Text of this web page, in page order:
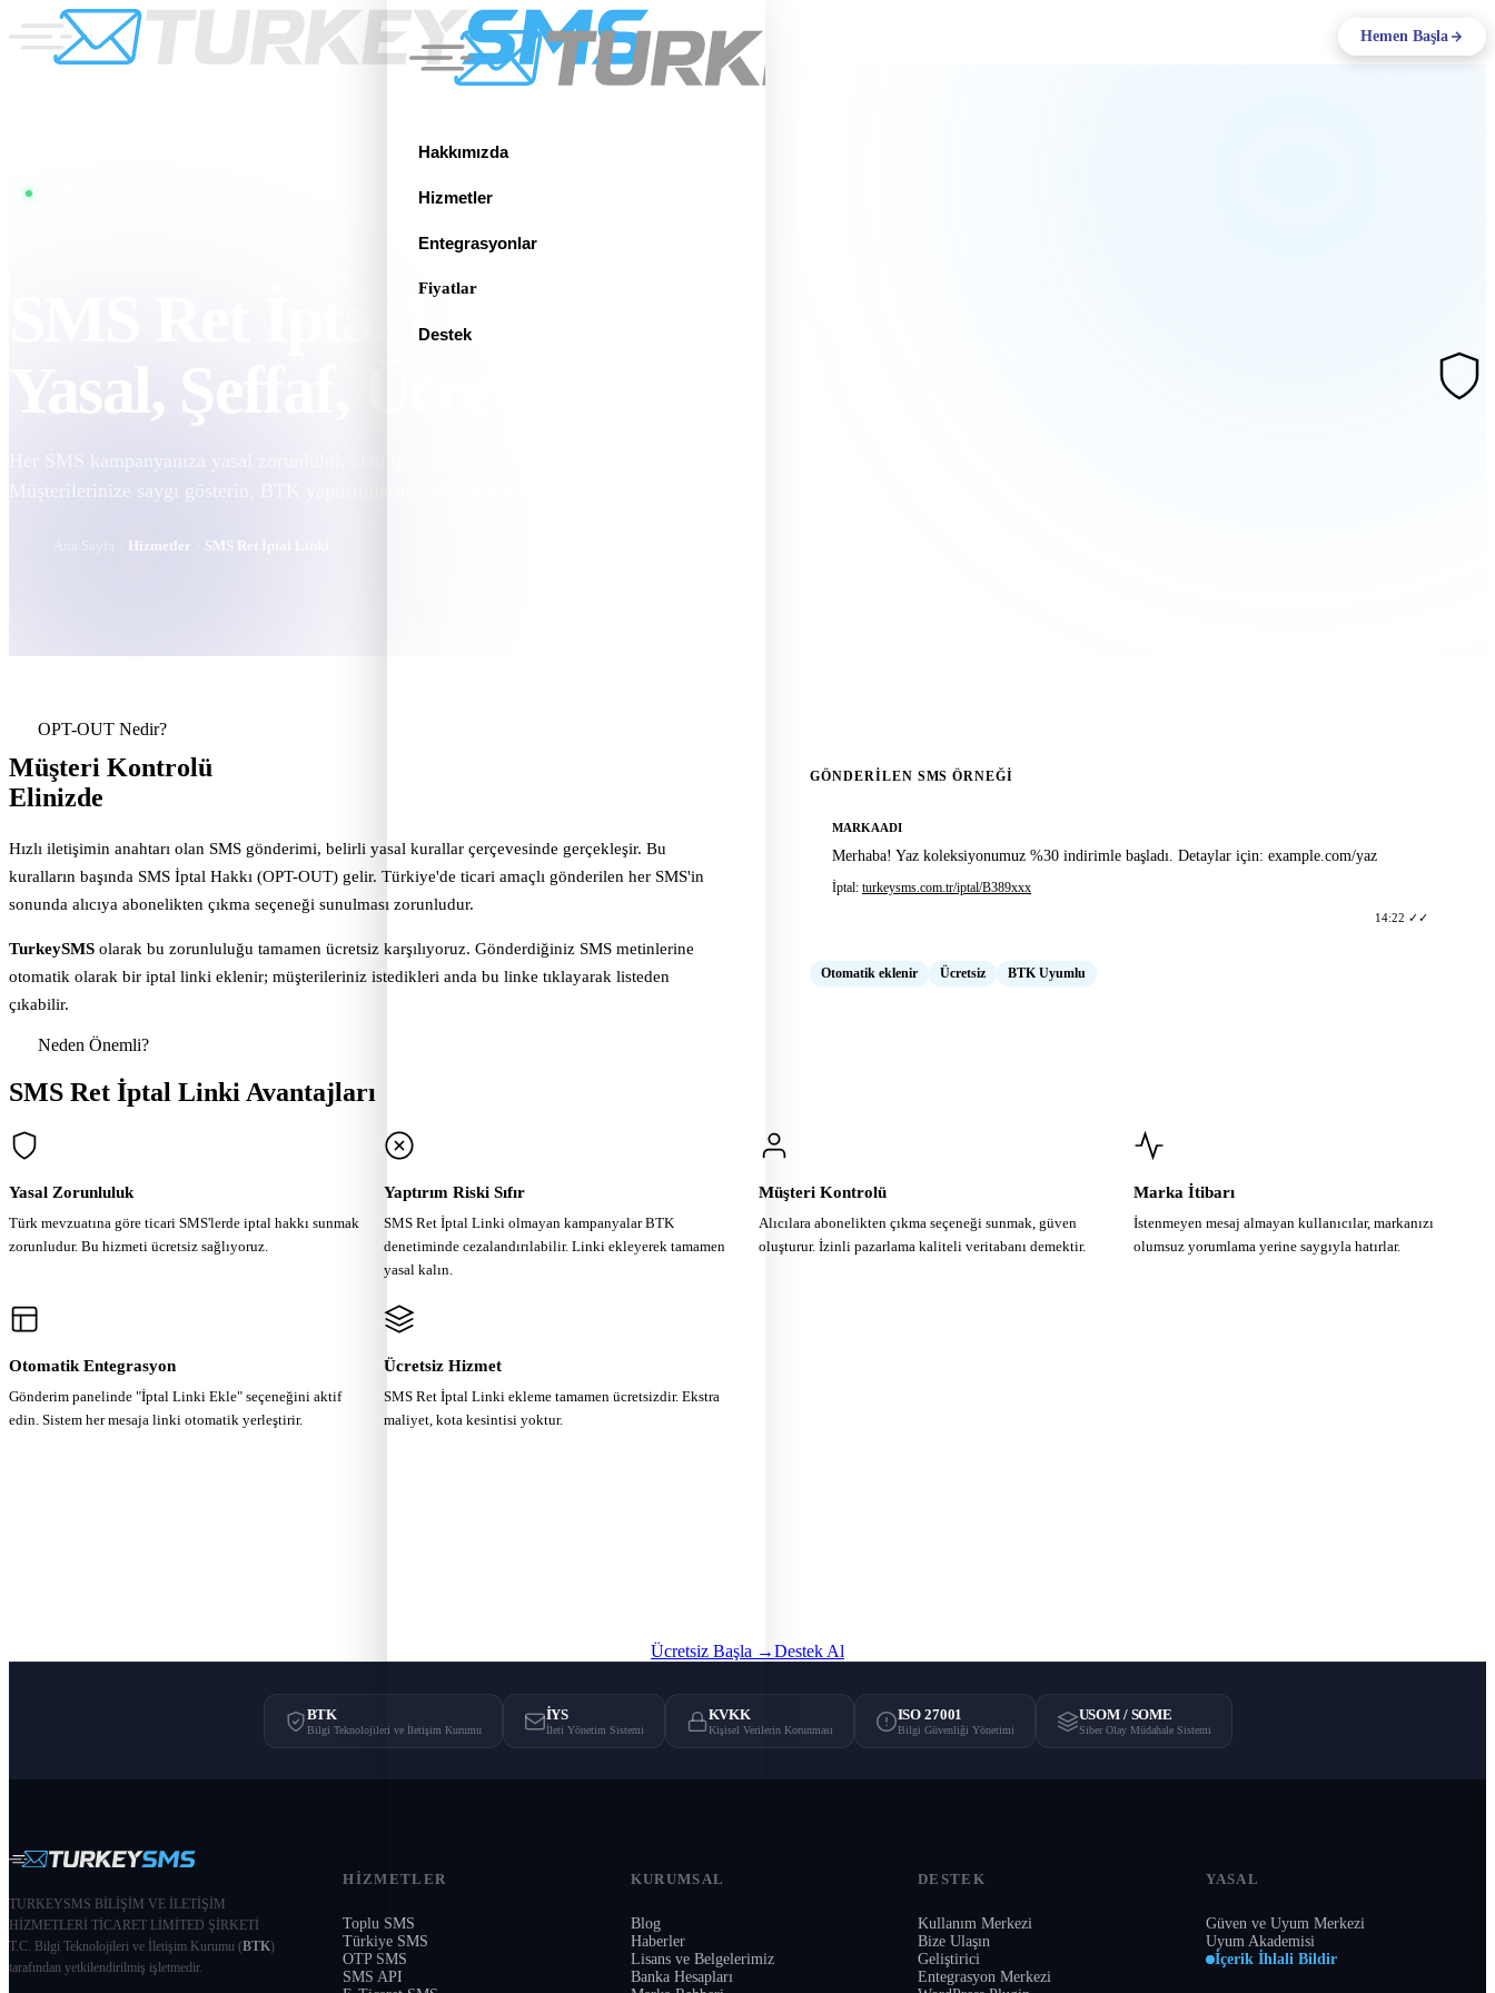
Hakkımızda Hemen Başla
Hakkımızda
Hizmetler
Entegrasyonlar
Fiyatlar
Destek
SMS Ret İptal Linki
Yasal, Şeffaf, Ücretsiz
Her SMS kampanyanıza yasal zorunluluk olan iptal linkini ücretsiz ekleyin.
Müşterilerinize saygı gösterin, BTK yaptırımlarından korunun.
Hizmetler SMS Ret İptal Linki
OPT-OUT Nedir?
Müşteri Kontrolü
Elinizde
Hızlı iletişimin anahtarı olan SMS gönderimi, belirli yasal kurallar çerçevesinde gerçekleşir. Bu
kuralların başında SMS İptal Hakkı (OPT-OUT) gelir. Türkiye'de ticari amaçlı gönderilen her SMS'in
sonunda alıcıya abonelikten çıkma seçeneği sunulması zorunludur.
TurkeySMS olarak bu zorunluluğu tamamen ücretsiz karşılıyoruz. Gönderdiğiniz SMS metinlerine
otomatik olarak bir iptal linki eklenir; müşterileriniz istedikleri anda bu linke tıklayarak listeden
çıkabilir.
GÖNDERILEN SMS ÖRNEĞI
MARKAADI
Merhaba! Yaz koleksiyonumuz %30 indirimle başladı. Detaylar için: example.com/yaz
İptal: turkeysms.com.tr/iptal/B389xxx
14:22 ✓✓
Otomatik eklenir Ücretsiz BTK Uyumlu
Neden Önemli?
SMS Ret İptal Linki Avantajları
Yasal Zorunluluk
Türk mevzuatına göre ticari SMS'lerde iptal hakkı sunmak
zorunludur. Bu hizmeti ücretsiz sağlıyoruz.
Yaptırım Riski Sıfır
SMS Ret İptal Linki olmayan kampanyalar BTK
denetiminde cezalandırılabilir. Linki ekleyerek tamamen
yasal kalın.
Müşteri Kontrolü
Alıcılara abonelikten çıkma seçeneği sunmak, güven
oluşturur. İzinli pazarlama kaliteli veritabanı demektir.
Marka İtibarı
İstenmeyen mesaj almayan kullanıcılar, markanızı
olumsuz yorumlama yerine saygıyla hatırlar.
Otomatik Entegrasyon
Gönderim panelinde "İptal Linki Ekle" seçeneğini aktif
edin. Sistem her mesaja linki otomatik yerleştirir.
Ücretsiz Hizmet
SMS Ret İptal Linki ekleme tamamen ücretsizdir. Ekstra
maliyet, kota kesintisi yoktur.
Ücretsiz Başla →Destek Al
BTK
Bilgi Teknolojileri ve İletişim Kurumu
İYS
İleti Yönetim Sistemi
KVKK
Kişisel Verilerin Korunması
ISO 27001
Bilgi Güvenliği Yönetimi
USOM / SOME
Siber Olay Müdahale Sistemi
TURKEYSMS BİLİŞİM VE İLETİŞİM
HİZMETLERİ TİCARET LİMİTED ŞİRKETİ
T.C. Bilgi Teknolojileri ve İletişim Kurumu (BTK)
tarafından yetkilendirilmiş işletmedir.
HIZMETLER
Toplu SMS
Türkiye SMS
OTP SMS
SMS API
KURUMSAL
Blog
Haberler
Lisans ve Belgelerimiz
Banka Hesapları
DESTEK
Kullanım Merkezi
Bize Ulaşın
Geliştirici
Entegrasyon Merkezi
YASAL
Güven ve Uyum Merkezi
Uyum Akademisi
İçerik İhlali Bildir